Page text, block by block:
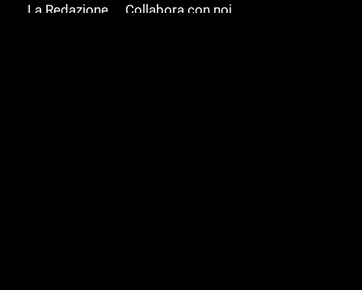
La Redazione
Collabora con noi